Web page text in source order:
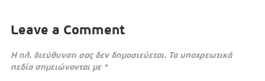
Leave a Comment
Η ηλ. διεύθυνση σας δεν δημοσιεύεται. Τα υποχρεωτικά
πεδία σημειώνονται με *